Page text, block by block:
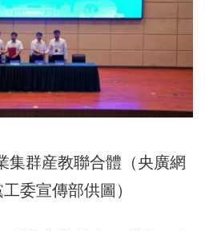
集群産教聯合體（央廣網
委宣傳部供圖）